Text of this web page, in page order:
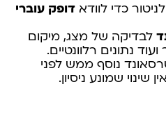
כדי לוודא דופק עוברי
לבדיקה של מצג, מיקום
נתונים רלוונטיים.
נוסף ממש לפני
שינוי שמונע ניסיון.